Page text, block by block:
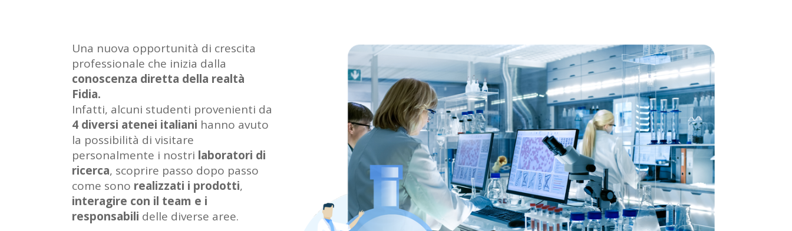
Una nuova opportunità di crescita
professionale che inizia dalla
conoscenza diretta della realtà
Fidia.
Infatti, alcuni studenti provenienti da
4 diversi atenei italiani hanno avuto
la possibilità di visitare
personalmente i nostri laboratori di
ricerca, scoprire passo dopo passo
come sono realizzati i prodotti,
interagire con il team e i
responsabili delle diverse aree.